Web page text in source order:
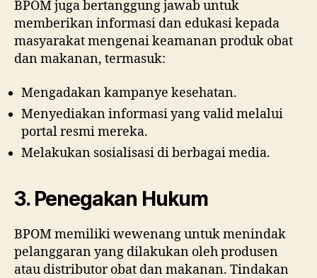
BPOM juga bertanggung jawab untuk
memberikan informasi dan edukasi kepada
masyarakat mengenai keamanan produk obat
dan makanan, termasuk:
Mengadakan kampanye kesehatan.
Menyediakan informasi yang valid melalui
portal resmi mereka.
Melakukan sosialisasi di berbagai media.
3. Penegakan Hukum
BPOM memiliki wewenang untuk menindak
pelanggaran yang dilakukan oleh produsen
atau distributor obat dan makanan. Tindakan